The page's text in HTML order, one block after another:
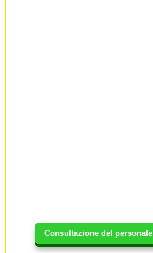
Consultazione del personale